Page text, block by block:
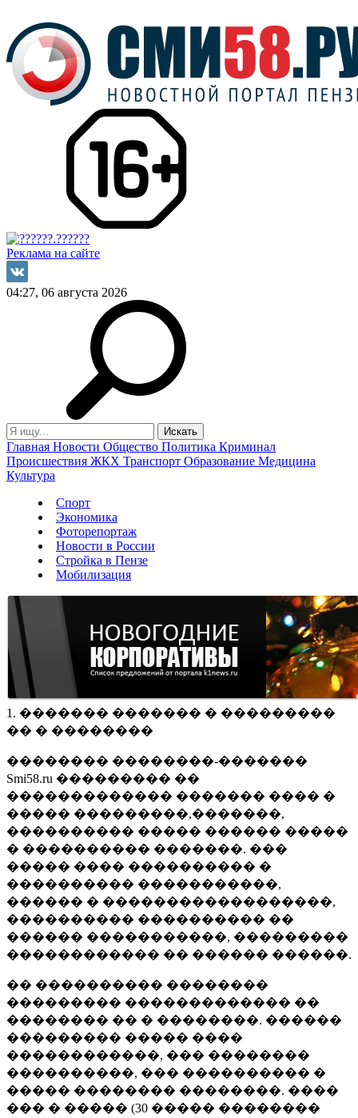
Реклама на сайте
04:27, 06 августа 2026
Главная Новости Общество Политика Криминал
Происшествия ЖКХ Транспорт Образование Медицина
Культура
Спорт
Экономика
Фоторепортаж
Новости в России
Стройка в Пензе
Мобилизация
1. ������� ������� � ���������
�� � ��������
�������� ��������-�������
Smi58.ru ��������� ��
������������� ������� ���� �
����� ���������,�������,
���������� ����� ������ �����
� ���������� �������. ���
����� ���� ���������� �
���������� �����������,
������ � ������������������,
���������� ���������� ��
������ �����������, ���������
������������ �� ������ ������.
�� ���������� ��������
��������� ������������� ��
�������� �� � ��������. ������
��������� ����� ����
������������, ��� ��������
����������, ��� ���������� �
����� �������� ��������. ����
��� � ����� (30 ����� ��������